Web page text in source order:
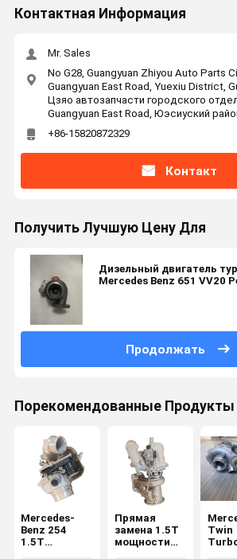
Контактная Информация
Mr. Sales
No G28, Guangyuan Zhiyou Auto Parts
Guangyuan East Road, Yuexiu District,
Цзяо автозапчасти городского
Guangyuan East Road, Юэсиуский
+86-15820872329
Контакт
Получить Лучшую Цену Для
Дизельный двигатель
Mercedes Benz 651 VV20
Продолжать
Порекомендованные Продукты
Mercedes-
Benz 254
1.5T
Прямая
замена 1.5T
мощности
Twin